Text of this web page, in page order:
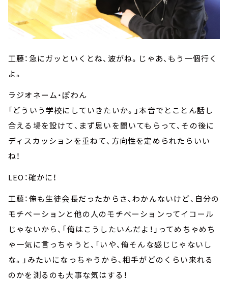
工藤：急にガッといくとね、波がね。じゃあ、もう一個行く
よ。
ラジオネーム・ぽわん
「どういう学校にしていきたいか。」本音でとことん話し
合える場を設けて、まず思いを聞いてもらって、その後に
ディスカッションを重ねて、方向性を定められたらいい
ね！
LEO：確かに！
工藤：俺も生徒会長だったからさ、わかんないけど、自分の
モチベーションと他の人のモチベーションってイコール
じゃないから、「俺はこうしたいんだよ！」ってめちゃめち
ゃ一気に言っちゃうと、「いや、俺そんな感じじゃないし
な。」みたいになっちゃうから、相手がどのくらい来れる
のかを測るのも大事な気はする！